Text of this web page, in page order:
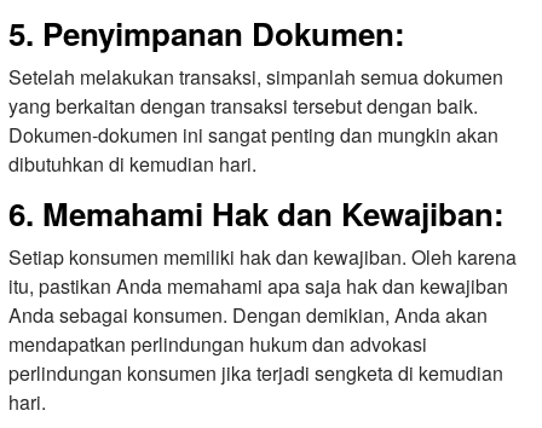
5. Penyimpanan Dokumen:
Setelah melakukan transaksi, simpanlah semua dokumen
yang berkaitan dengan transaksi tersebut dengan baik.
Dokumen-dokumen ini sangat penting dan mungkin akan
dibutuhkan di kemudian hari.
6. Memahami Hak dan Kewajiban:
Setiap konsumen memiliki hak dan kewajiban. Oleh karena
itu, pastikan Anda memahami apa saja hak dan kewajiban
Anda sebagai konsumen. Dengan demikian, Anda akan
mendapatkan perlindungan hukum dan advokasi
perlindungan konsumen jika terjadi sengketa di kemudian
hari.